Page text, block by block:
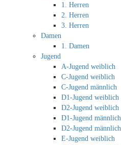
1. Herren
2. Herren
3. Herren
Damen
1. Damen
Jugend
A-Jugend weiblich
C-Jugend weiblich
C-Jugend männlich
D1-Jugend weiblich
D2-Jugend weiblich
D1-Jugend männlich
D2-Jugend männlich
E-Jugend weiblich